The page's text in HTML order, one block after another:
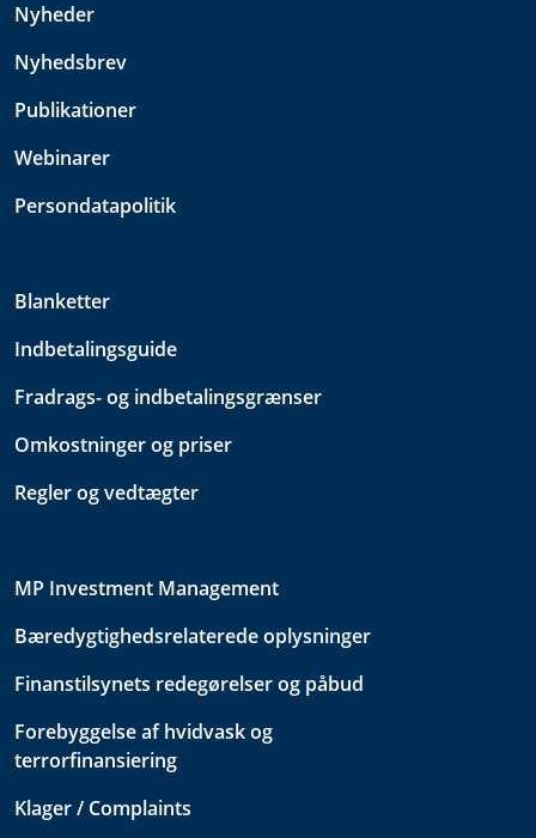
Nyheder
Nyhedsbrev
Publikationer
Webinarer
Persondatapolitik
Blanketter
Indbetalingsguide
Fradrags- og indbetalingsgrænser
Omkostninger og priser
Regler og vedtægter
MP Investment Management
Bæredygtighedsrelaterede oplysninger
Finanstilsynets redegørelser og påbud
Forebyggelse af hvidvask og
terrorfinansiering
Klager / Complaints